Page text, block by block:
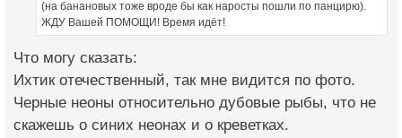
(на банановых тоже вроде бы как наросты пошли по панцирю).
ЖДУ Вашей ПОМОЩИ! Время идёт!
Что могу сказать:
Ихтик отечественный, так мне видится по фото.
Черные неоны относительно дубовые рыбы, что не
скажешь о синих неонах и о креветках.